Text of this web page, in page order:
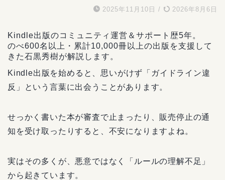
2025年11月10日 / 2026年8月6日
Kindle出版のコミュニティ運営＆サポート歴5年。
のべ600名以上・累計10,000冊以上の出版を支援して
きた石黒秀樹が解説します。
Kindle出版を始めると、思いがけず「ガイドライン違
反」という言葉に出会うことがあります。
せっかく書いた本が審査で止まったり、販売停止の通
知を受け取ったりすると、不安になりますよね。
実はその多くが、悪意ではなく「ルールの理解不足」
から起きています。